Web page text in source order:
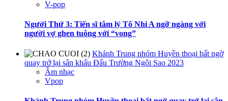
V-pop
Người Thứ 3: Tiến sĩ tâm lý Tô Nhi A ngỡ ngàng với
người vợ ghen tuông với “vong”
Khánh Trung nhóm Huyền thoại bất ngờ
quay trở lại sân khấu Đấu Trường Ngôi Sao 2023
Âm nhạc
Vpop